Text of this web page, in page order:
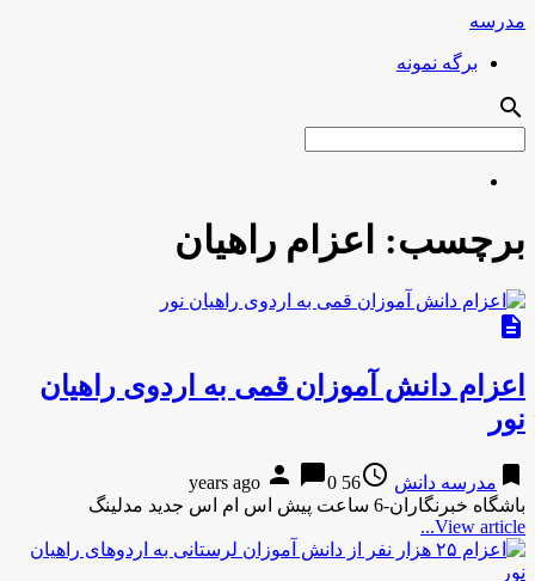
مدرسه
برگه نمونه
search
برچسب: اعزام راهیان
description
اعزام دانش آموزان قمی به اردوی راهیان
نور
bookmark مدرسه دانش access_time
56 years ago
person chat_bubble0
باشگاه خبرنگاران-6 ساعت پیش اس ام اس جدید مدلینگ
View article...